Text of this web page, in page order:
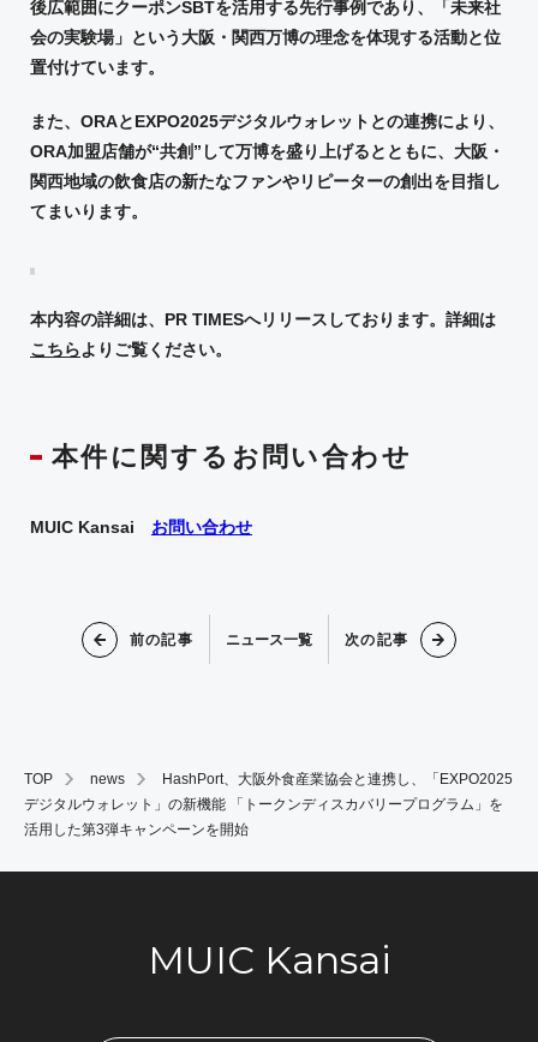
TOP news
HashPort、大阪外食産業協会と連携し、「EXPO2025
デジタルウォレット」の新機能 「トークンディスカバリープログラム」を
活用した第3弾キャンペーンを開始
後広範囲にクーポンSBTを活用する先行事例であり、「未来社
会の実験場」という大阪・関西万博の理念を体現する活動と位
置付けています。
また、 ORAとEXPO2025デジタルウォレットとの連携により、
ORA加盟店舗が“共創” して万博を盛り上げるとともに、大阪・
関西地域の飲食店の新たなファンやリピーターの創出を目指し
てまいります。
本内容の詳細は、 PR TIMESへリリースしております。詳細は
こちらよりご覧ください。
本件に関するお問い合わせ
MUIC Kansai お問い合わせ
前の記事 ニュース一覧 次の記事
MUIC Kansai